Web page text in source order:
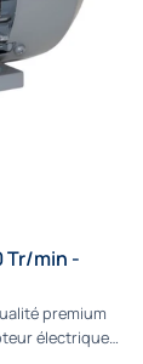
Tr/min -
premium
électrique